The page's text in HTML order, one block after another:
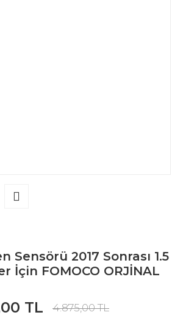
Sensörü 2017 Sonrası 1.5
İçin FOMOCO ORJİNAL
TL 4.875,00 TL